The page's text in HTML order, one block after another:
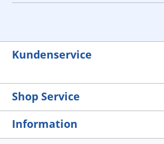
Kundenservice
Shop Service
Information